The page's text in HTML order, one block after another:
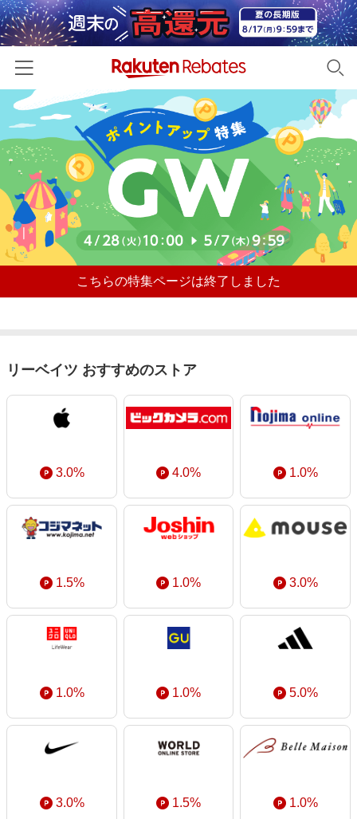
ホーム
カテゴリー一覧
百貨店・総合ECモール
ファッション・インナー・小物
食品・スイーツ・お酒
日用品・キッチン用品
コスメ・健康・医薬品
エンタメ
スポーツ・アウトドア・ゴルフ
インテリア・寝具
旅行・レジャー・ホテル予約
生活・お役立ち
金融・マネー・保険
ビジネス・その他サービス
イベント一覧
リーベイツ注目ストア
初回購入者限定特典
新着ストアのご紹介
楽天サービス特集
わくわく夏特集
Apple公式サイト×楽天カード分割払い
Qoo10メガポ
Samsung ボーナスキャンペーン
ヘルプ
友達紹介
こちらの特集ページは終了しました
リーベイツ おすすめのストア
3.0% 4.0% 1.0%
1.5% 1.0% 3.0%
1.0% 1.0% 5.0%
3.0% 1.5% 1.0%